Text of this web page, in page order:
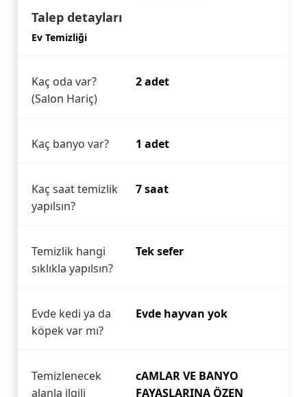
Talep detayları
Ev Temizliği
Kaç oda var?
(Salon Hariç)
2 adet
Kaç banyo var? 1 adet
Kaç saat temizlik
yapılsın?
7 saat
Temizlik hangi
sıklıkla yapılsın?
Tek sefer
Evde kedi ya da
köpek var mı?
Evde hayvan yok
Temizlenecek
alanla ilgili
cAMLAR VE BANYO
FAYASLARINA ÖZEN